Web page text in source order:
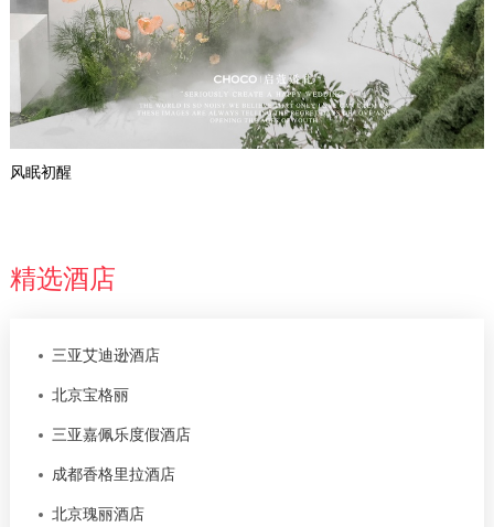
风眠初醒
精选酒店
三亚艾迪逊酒店
北京宝格丽
三亚嘉佩乐度假酒店
成都香格里拉酒店
北京瑰丽酒店